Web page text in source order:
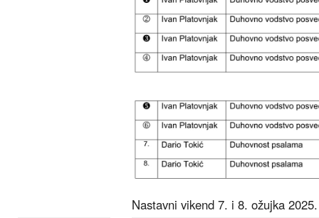
Nastavni vikend 7. i 8. ožujka 2025.